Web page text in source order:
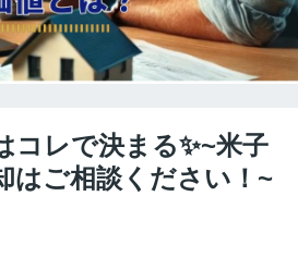
コレで決まる✨~米子
はご相談ください！~